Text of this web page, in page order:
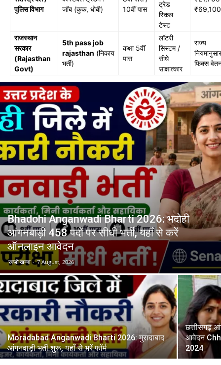
पुलिस विभाग
जॉब (कुक, धोबी)
10वीं पास
ट्रेड
स्किल
टेस्ट
राजस्थान
सरकार
(Rajasthan
Govt)
5th pass job
rajasthan (निकाय
भर्ती)
कक्षा 5वीं
पास
लॉटरी
सिस्टम /
सीधे
साक्षात्कार
राज्य
नियमानुसार
फिक्स
Bhadohi Anganwadi Bharti 2026: भदोही
आंगनबाड़ी 458 पदों पर सीधी भर्ती, यहाँ से करें
ऑनलाइन आवेदन
रज्जो खन्ना - 7 August, 2026
Moradabad Anganwadi Bharti 2026: मुरादाबाद
आंगनवाड़ी भर्ती शुरू, यहाँ से भरें फॉर्म
छत्तीसगढ़
आवेदन
2024